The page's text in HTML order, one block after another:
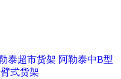
泰超市货架 阿勒泰中B型
式货架